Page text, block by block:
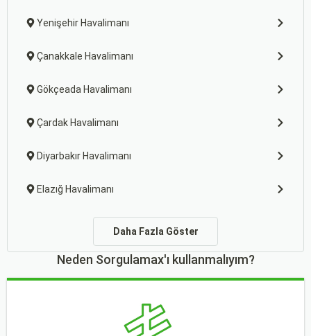
Yenişehir Havalimanı
Çanakkale Havalimanı
Gökçeada Havalimanı
Çardak Havalimanı
Diyarbakır Havalimanı
Elazığ Havalimanı
Daha Fazla Göster
Neden Sorgulamax'ı kullanmalıyım?